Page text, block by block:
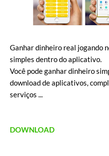
Ganhar dinheiro real jogando
simples dentro do aplicativo.
Você pode ganhar dinheiro
download de aplicativos,
serviços ...
DOWNLOAD